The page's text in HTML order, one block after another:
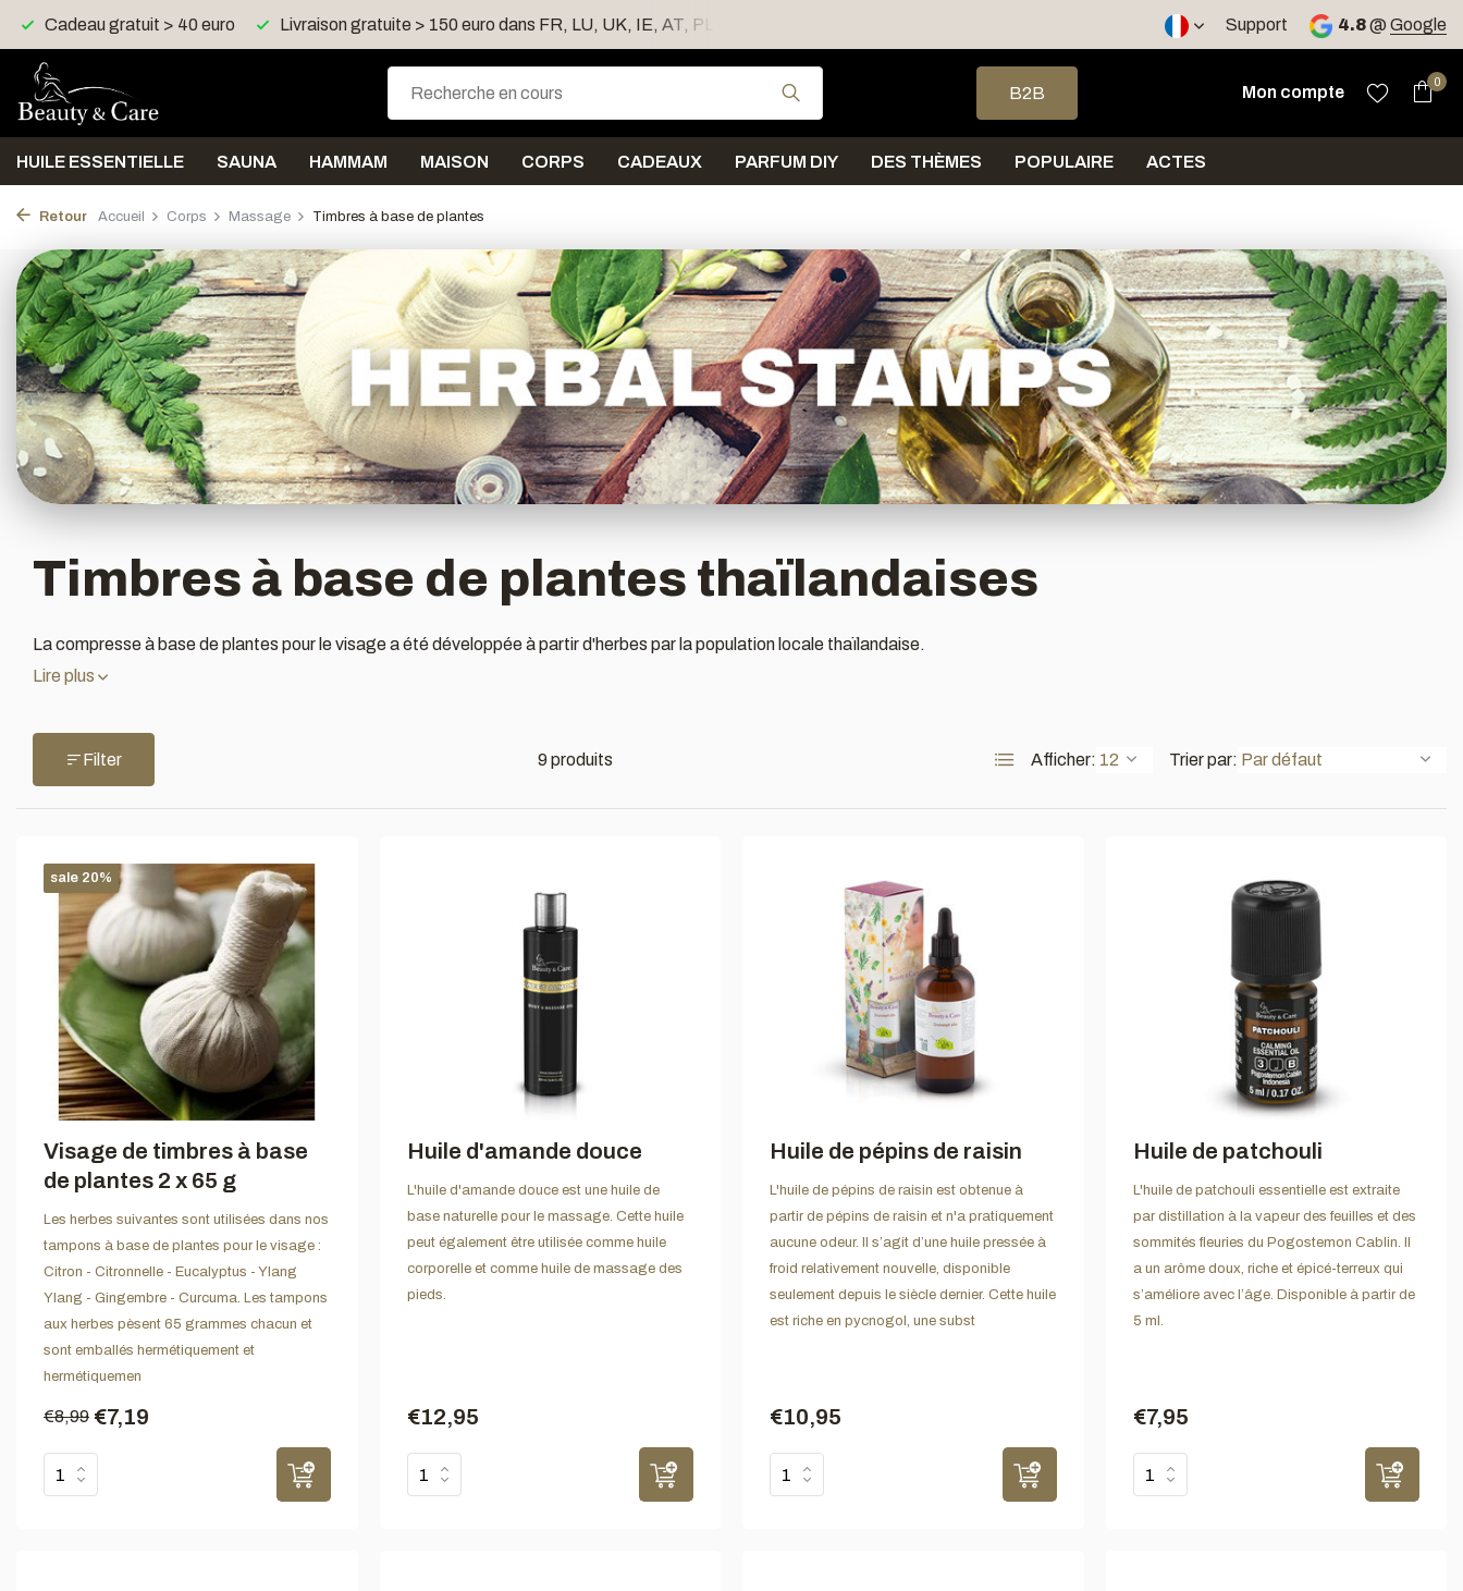
Cadeau gratuit > 40 euro Livraison gratuite > 150 euro dans FR, LU, UK, IE, AT, PL, CZ, RO Support 4.8@ Google
Utilisez les flèches haut et bas pour sélectionner le résultat disponible. Appuyez
B2B
Mon compte
0
HUILE ESSENTIELLE SAUNA HAMMAM MAISON CORPS CADEAUX PARFUM DIY DES THÈMES POPULAIRE ACTES
Retour Accueil Corps Massage Timbres à base de plantes
Timbres à base de plantes thaïlandaises
La compresse à base de plantes pour le visage a été développée à partir d'herbes par la population locale thaïlandaise.
Lire plus
Filter 9 produits Afficher: Trier par:
sale 20%
Visage de timbres à base
de plantes 2 x 65 g
Les herbes suivantes sont utilisées dans nos
tampons à base de plantes pour le visage :
Citron - Citronnelle - Eucalyptus - Ylang
Ylang - Gingembre - Curcuma. Les tampons
aux herbes pèsent 65 grammes chacun et
sont emballés hermétiquement et
hermétiquemen
€8,99 €7,19
Huile d'amande douce
L'huile d'amande douce est une huile de
base naturelle pour le massage. Cette huile
peut également être utilisée comme huile
corporelle et comme huile de massage des
pieds.
€12,95
Huile de pépins de raisin
L'huile de pépins de raisin est obtenue à
partir de pépins de raisin et n'a pratiquement
aucune odeur. Il s’agit d’une huile pressée à
froid relativement nouvelle, disponible
seulement depuis le siècle dernier. Cette huile
est riche en pycnogol, une subst
€10,95
Huile de patchouli
L'huile de patchouli essentielle est extraite
par distillation à la vapeur des feuilles et des
sommités fleuries du Pogostemon Cablin. Il
a un arôme doux, riche et épicé-terreux qui
s’améliore avec l’âge. Disponible à partir de
5 ml.
€7,95